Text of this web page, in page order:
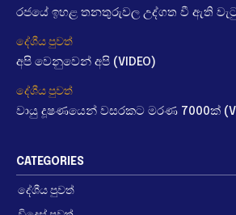
රජයේ ඉහළ තනතුරුවල උද්ගත වී ඇති වැටුප්
දේශීය පුවත්
අපි වෙනුවෙන් අපි (VIDEO)
දේශීය පුවත්
වායු දූෂණයෙන් වසරකට මරණ 7000ක්
CATEGORIES
දේශීය පුවත්